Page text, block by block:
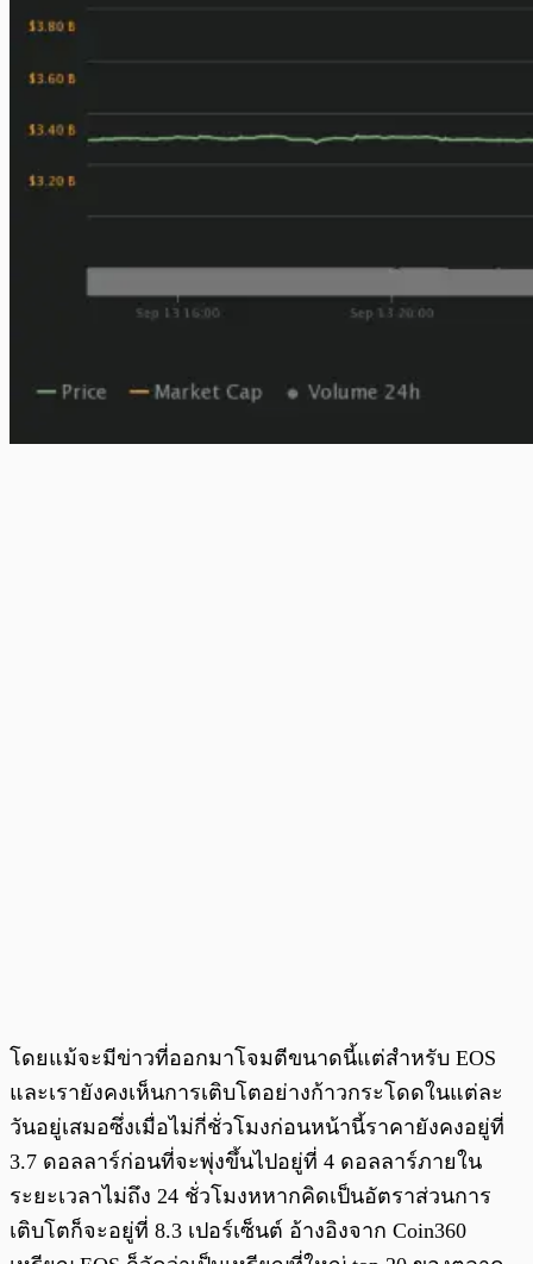
โดยแม้จะมีข่าวที่ออกมาโจมตีขนาดนี้แต่สำหรับ EOS
และเรายังคงเห็นการเติบโตอย่างก้าวกระโดดในแต่ละ
วันอยู่เสมอซึ่งเมื่อไม่กี่ชั่วโมงก่อนหน้านี้ราคายังคงอยู่ที่
3.7 ดอลลาร์ก่อนที่จะพุ่งขึ้นไปอยู่ที่ 4 ดอลลาร์ภายใน
ระยะเวลาไม่ถึง 24 ชั่วโมงหหากคิดเป็นอัตราส่วนการ
เติบโตก็จะอยู่ที่ 8.3 เปอร์เซ็นต์ อ้างอิงจาก Coin360